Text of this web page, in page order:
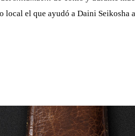
local el que ayudó a Daini